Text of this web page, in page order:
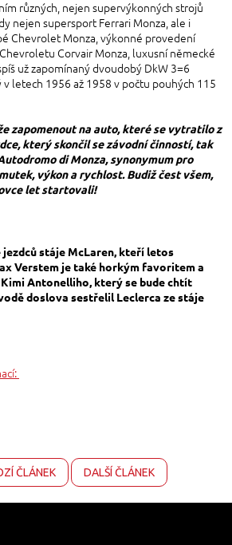
různých, nejen supervýkonných strojů
nejen supersport Ferrari Monza, ale i
Chevrolet Monza, výkonné provedení
Corvair Monza, luxusní německé
už zapomínaný dvoudobý DkW 3=6
letech 1956 až 1958 v počtu pouhých 115
zapomenout na auto, které se vytratilo z
který skončil se závodní činností, tak
di Monza, synonymum pro
výkon a rychlost. Budiž čest všem,
let startovali!
stáje McLaren, kteří letos
Verstem je také horkým favoritem a
Antonelliho, který se bude chtít
doslova sestřelil Leclerca ze stáje
ČLÁNEK DALŠÍ ČLÁNEK